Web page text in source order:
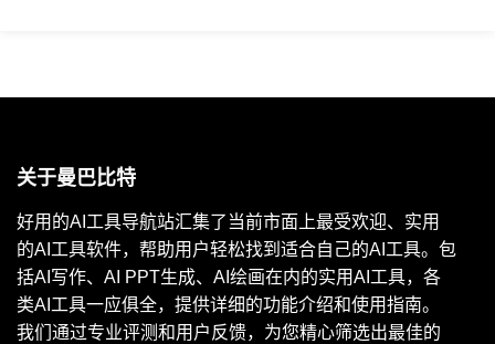
关于曼巴比特
好用的AI工具导航站汇集了当前市面上最受欢迎、实用
的AI工具软件，帮助用户轻松找到适合自己的AI工具。包
括AI写作、AI PPT生成、AI绘画在内的实用AI工具，各
类AI工具一应俱全，提供详细的功能介绍和使用指南。
我们通过专业评测和用户反馈，为您精心筛选出最佳的